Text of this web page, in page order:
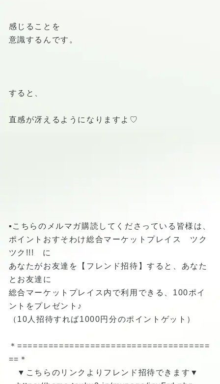
感じることを
意識するんです。
すると、
直感が冴えるようになりますよ♡
▪️こちらのメルマガ購読してくださっている皆様は、
ポイントおすそわけ総合マーケットプレイス ツク
ツク!!! に
あなたがお友達を【フレンド招待】すると、あなた
とお友達に
総合マーケットプレイス内で利用できる、100ポイ
ントをプレゼント♪
（10人招待すれば1000円分のポイントゲット）
＊=====================================
==＊
▼こちらのリンクよりフレンド招待できます▼